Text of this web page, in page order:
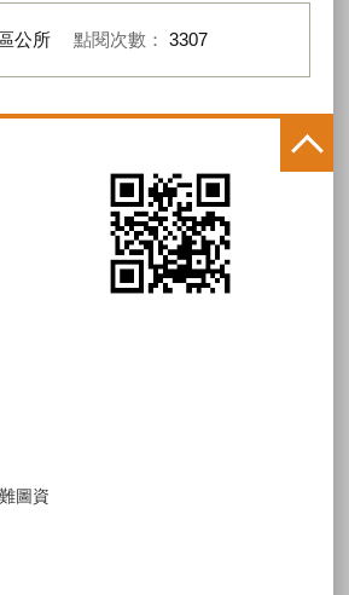
公所 點閱次數： 3307
圖資